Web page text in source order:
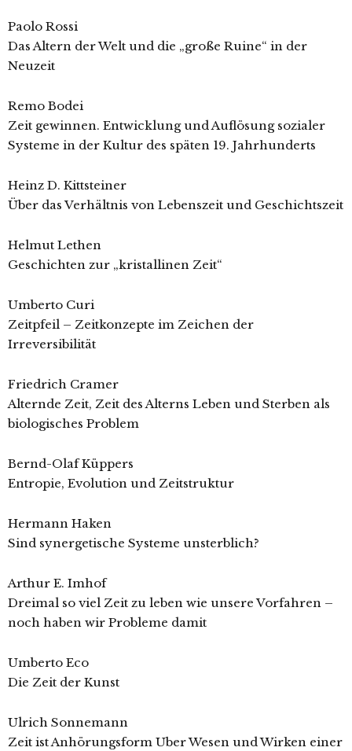
Paolo Rossi
Das Altern der Welt und die „große Ruine“ in der
Neuzeit
Remo Bodei
Zeit gewinnen. Entwicklung und Auflösung sozialer
Systeme in der Kultur des späten 19. Jahrhunderts
Heinz D. Kittsteiner
Über das Verhältnis von Lebenszeit und Geschichtszeit
Helmut Lethen
Geschichten zur „kristallinen Zeit“
Umberto Curi
Zeitpfeil – Zeitkonzepte im Zeichen der
Irreversibilität
Friedrich Cramer
Alternde Zeit, Zeit des Alterns Leben und Sterben als
biologisches Problem
Bernd-Olaf Küppers
Entropie, Evolution und Zeitstruktur
Hermann Haken
Sind synergetische Systeme unsterblich?
Arthur E. Imhof
Dreimal so viel Zeit zu leben wie unsere Vorfahren –
noch haben wir Probleme damit
Umberto Eco
Die Zeit der Kunst
Ulrich Sonnemann
Zeit ist Anhörungsform Uber Wesen und Wirken einer